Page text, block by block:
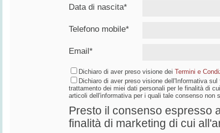
Data di nascita*
Telefono mobile*
Email*
Dichiaro di aver preso visione dei Termini e
Dichiaro di aver preso visione dell'Informativa
trattamento dei miei dati personali per le finalità di
articoli dell'informativa per i quali tale consenso non
Presto il consenso espresso
finalità di marketing di cui